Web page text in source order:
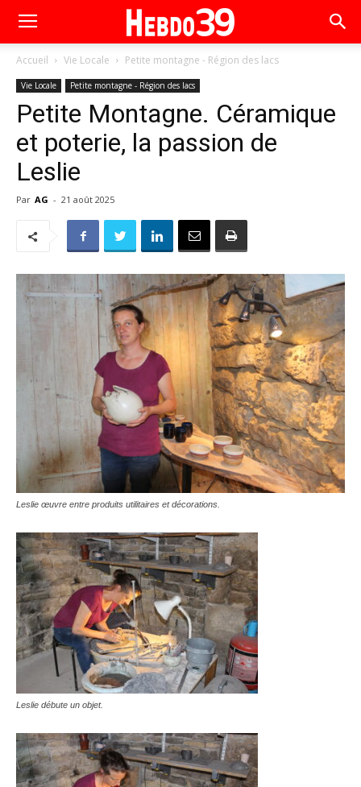
Accueil Vie Locale Petite montagne - Région des lacs
Vie Locale Petite montagne - Région des lacs
Petite Montagne. Céramique
et poterie, la passion de
Leslie
Par AG - 21 août 2025
Leslie œuvre entre produits utilitaires et décorations.
Leslie débute un objet.